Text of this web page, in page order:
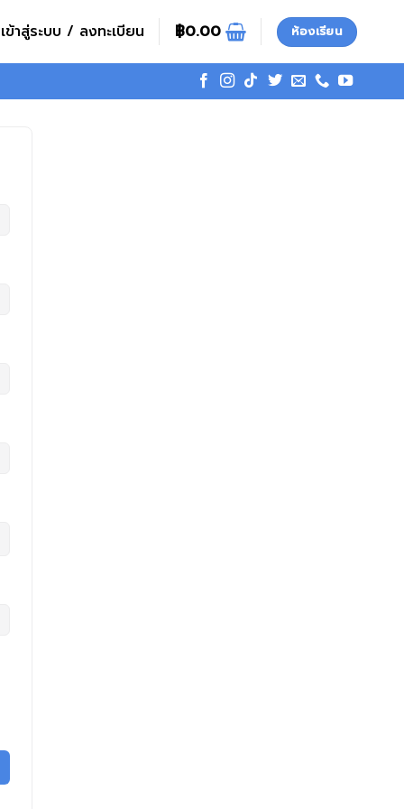
เข้าสู่ระบบ / ลงทะเบียน ฿0.00 ห้องเรียน